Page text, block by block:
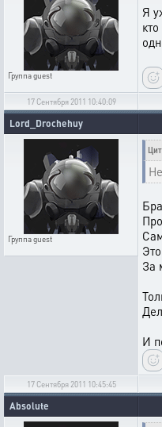
Группаguest
Я
17 Сентября 2011 10:40:09
Lord_Drochehuy
Группаguest
За
И
17 Сентября 2011 10:45:45
Absolute